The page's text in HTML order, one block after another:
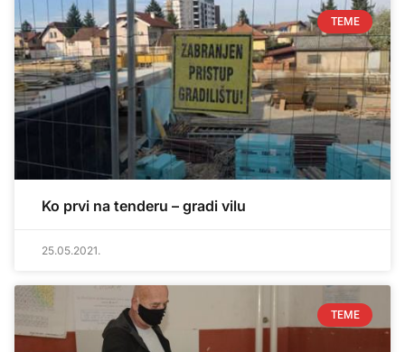
TEME
Ko prvi na tenderu – gradi vilu
25.05.2021.
TEME